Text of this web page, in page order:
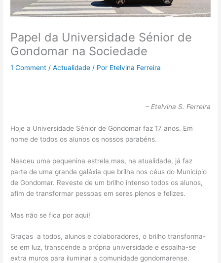
Papel da Universidade Sénior de
Gondomar na Sociedade
1 Comment /Actualidade / Por Etelvina Ferreira
– Etelvina S. Ferreira
Hoje a Universidade Sénior de Gondomar faz 17 anos. Em
nome de todos os alunos os nossos parabéns.
Nasceu uma pequenina estrela mas, na atualidade, já faz
parte de uma grande galáxia que brilha nos céus do Município
de Gondomar. Reveste de um brilho intenso todos os alunos,
afim de transformar pessoas em seres plenos e felizes.
Mas não se fica por aqui!
Graças a todos, alunos e colaboradores, o brilho transforma-
se em luz, transcende a própria universidade e espalha-se
extra muros para iluminar a comunidade gondomarense.